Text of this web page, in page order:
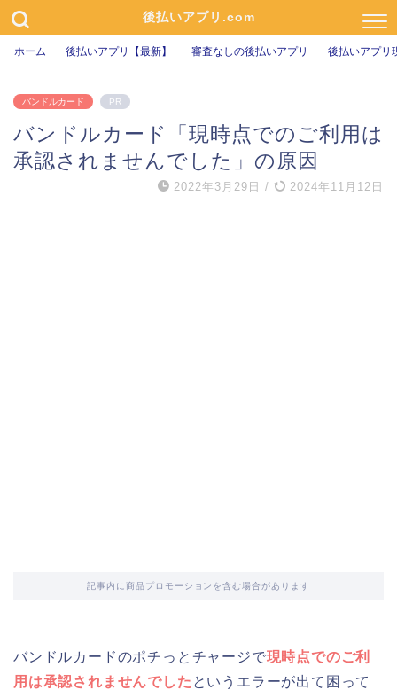
後払いアプリ.com
ホーム 後払いアプリ【最新】 審査なしの後払いアプリ 後払いアプリ
バンドルカード PR
バンドルカード「現時点でのご利用は
承認されませんでした」の原因
2022年3月29日 / 2024年11月12日
記事内に商品プロモーションを含む場合があります
バンドルカードのポチっとチャージで現時点でのご利
用は承認されませんでした というエラーが出て困って